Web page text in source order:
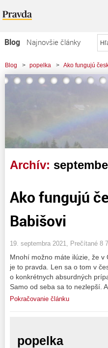
Blog
Najnovšie články
Najčítanejšie články
Najkomentovanejšie články
Blog > popelka > Ako fungujú
Archív:
Ako fungujú
Babišovi
19. septembra 2021, Prečítané 8
Mnohí možno máte ilúzie, že v
je to pravda. Len sa o tom v
o konkrétnych absurdných
Samo od seba sa to nezlepší.
Pokračovanie článku
popelka